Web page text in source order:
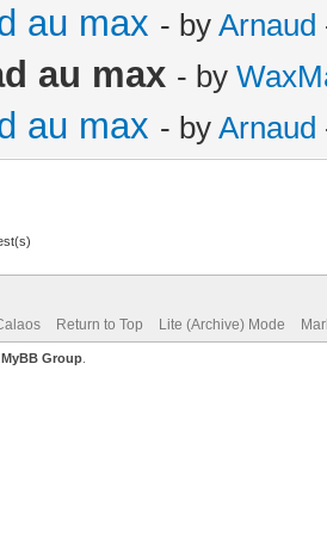
au max - by Arnaud
au max - by
au max - by Arnaud
Return to Top Lite (Archive) Mode
MyBB Group